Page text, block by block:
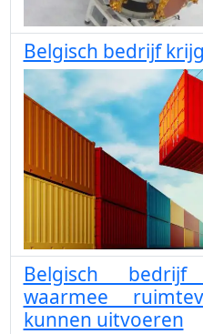
Belgisch bedrijf
Belgisch
waarmee
kunnen uitvoeren